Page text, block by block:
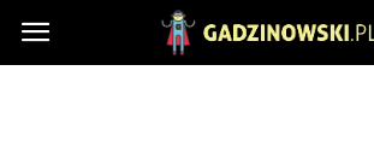
Gadzinowski.pl